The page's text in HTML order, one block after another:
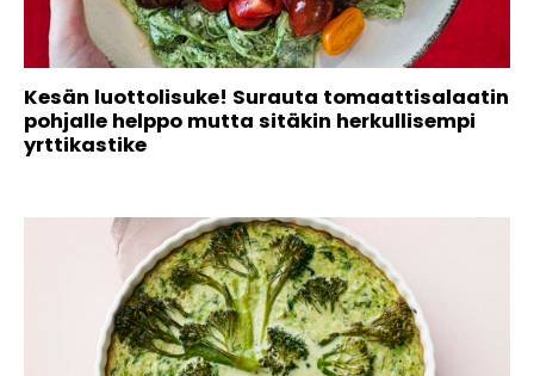
Kesän luottolisuke! Surauta tomaattisalaatin
pohjalle helppo mutta sitäkin herkullisempi
yrttikastike